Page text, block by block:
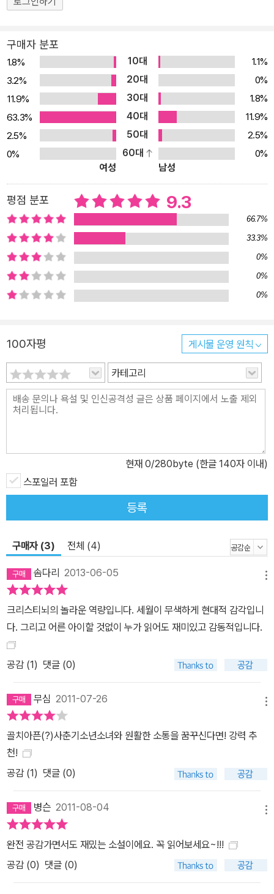
는 스테디셀러다. 십대의 시선으로 십대들이 맘속에 품고 있는 불만
기도 하면서 진정한 서로의 모습을 알고 이해하는 소통의 과정을 그
리고 있다. 재미있는 에피소드와 코끝이 찡한 감동이 어우러진 이 책
은 십대에게는 해방감을 선사하고 어른에게는 십대들의 마음속을 들
여다볼 수 있게 해줄 것이다. 어른들이 모르는 십대들의 세계를 대변
하는 크리스티네 뇌스틀링거의 대표작 사춘기에 막 접어든 초등학생
이나 중학생은 무슨 생각을 하고 있을까? 어른들이 보기에는 아직 어
린애 같아서 이것저것 다 챙겨줘야 할 것 같은데 정작 아이들은 도끼
눈을 뜨며 소리친다. “내가 알아서 한다고!” 한없이 착하기만 하던 아
이에게 도대체 무슨 일이 생긴 걸까? 《여름방학 불청객》은 독일 청소
년 문학상을 수상한 크리스티네 뇌스틀링거의 작품으로 20여 년 동
안 전 세계 16개 언어로 번역되어 사랑받는 스테디셀러다. 독일어권
에서 어린이?청소년 문학의 대표 작가로 알려진 뇌스틀링거는 십대
들의 언어로 때로는 권위주의적이고 때로는 위선적인 어른들의 모습
을 유쾌한 이야기로 풀어내는 데 탁월하다. 어른들이 알지 못하고 알
려고 하지 않는 십대들의 생각들이 천진난만하면서 날카롭게 펼쳐진
다. 재미있는 이야기 곳곳에 숨어있는 작가의 예리한 시선은 아이들
다. 이런 뇌스틀링거의 색깔이 잘 묻어나는 작품인 《여름방학 불청
객》은 지루하리만큼 화목한 에발트 가족에게 재스퍼라는 ‘마귀 새
끼’가 여름방학 동안 교환 학생으로 오면서 벌어지는 요절복통 해프
닝을 그리고 있다. ‘인생의 아이러니’를 만난 십대, 사랑스러운 발칙함
으로 어른들을 무장해제 시키다 자기 정체성이 성숙해가는 사춘기에
들은 좌절과 분노를 느낀다. 다 너희를 위한 거라고 하면서 성적 때문
에 선생님에게 선물을 가장한 촌지까지 건네는 엄마의 모습에 에발트
는 화가 치솟지만 말은 못하고 가슴만 친다. 빌레는 성적, 친구 관계
같은 문제를 두고 사사건건 간섭하는 엄마, 성질이 나면 손찌검까지
의 아이러니’를 만나는 까닭도 어른들이 제멋대로 결정해 버리는 자
객》은 이런 십대들의 다양한 얼굴, 감정들과 주제의식을 굉장히 발랄
하고 유쾌하게 풀어놓는다. 성교육의 ‘성’자도 입 밖에 꺼내지 못하는
부모를 보며 속으로는 한심하게 생각하면서 체면을 살려주는 에발트
나 알몸으로 집안을 돌아다니는 재스퍼를 보며 기절 일보 직전인 엄
마에게 “누드를 보는 게 즐겁지 않으신가요?”라며 골려대는 빌레는
사랑스러우면서 영악스럽다. 아이들의 꾐에 빠져 당황스러워 하는 부
모들을 재밌어 죽겠다는 듯 킥킥대는 개구쟁이들을 보고 있으면 어느
새 아이들과 한마음이 되어 버린다. 수집한 돌멩이 한 보따리를 늘 곁
에 둬야 하고, 집안을 알몸으로 돌아다니고, 생선튀김과 감자튀김, 케
첩만 먹는 재스퍼의 가히 엽기적인 행동도 웃음을 유발하는 데 한몫
을 한다. 이런 십대들의 반항은 하나의 목소리로 모아진다. “제발 우
리 이야기를 좀 들어주세요!” 세상이 만든 편견과 고정관념, 어른들이
을 사랑하는 법을 어른들에게 가르쳐주고 싶은 그들만의 소통 방식일
것이다. 마음의 벽 너머에 있는 ‘서로’를 만나는 시간 《여름방학 불청
객》의 또 다른 매력은 유머러스하고 유쾌한 에피소드 끝에 스며드는
없는 재스퍼의 행동들은 사랑 받고 싶은 자기만의 표현이었다. 이 사
구매자 분포
1.8% 10대
1.1%
3.2%
20대
0%
11.9%
30대
1.8%
63.3%
40대
11.9%
2.5%
50대
2.5%
0%
60대
0%
여성
남성
평점 분포 9.3
66.7%
33.3%
0%
0%
0%
100자평 게시물 운영 원칙
카테고리
현재 0/280byte (한글 140자 이내)
스포일러 포함
등록
구매자 (3) 전체 (4)
솜다리 2013-06-05
크리스티뇌의 놀라운 역량입니다. 세월이 무색하게 현대적 감각입니
다. 그리고 어른 아이할 것없이 누가 읽어도 재미있고 감동적입니다.
공감 (1) 댓글 (0)
무심 2011-07-26
골치아픈(?)사춘기소년소녀와 원활한 소통을 꿈꾸신다면! 강력 추
천!
공감 (1) 댓글 (0)
병슨 2011-08-04
완전 공감가면서도 재밌는 소설이에요. 꼭 읽어보세요~!!!
공감 (0) 댓글 (0)